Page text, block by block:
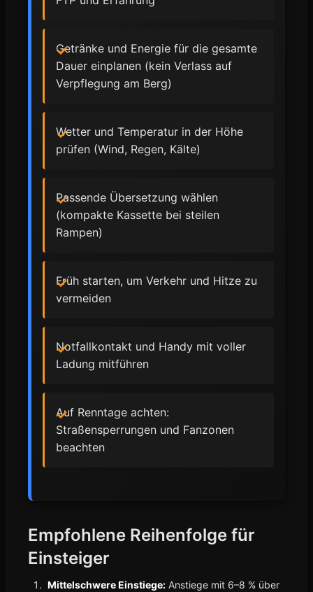
Getränke und Energie für die gesamte
Dauer einplanen (kein Verlass auf
Verpflegung am Berg)
Wetter und Temperatur in der Höhe
prüfen (Wind, Regen, Kälte)
Passende Übersetzung wählen
(kompakte Kassette bei steilen
Rampen)
Früh starten, um Verkehr und Hitze zu
vermeiden
Notfallkontakt und Handy mit voller
Ladung mitführen
Auf Renntage achten:
Straßensperrungen und Fanzonen
beachten
Empfohlene Reihenfolge für
Einsteiger
Mittelschwere Einstiege: Anstiege mit 6–8 % über